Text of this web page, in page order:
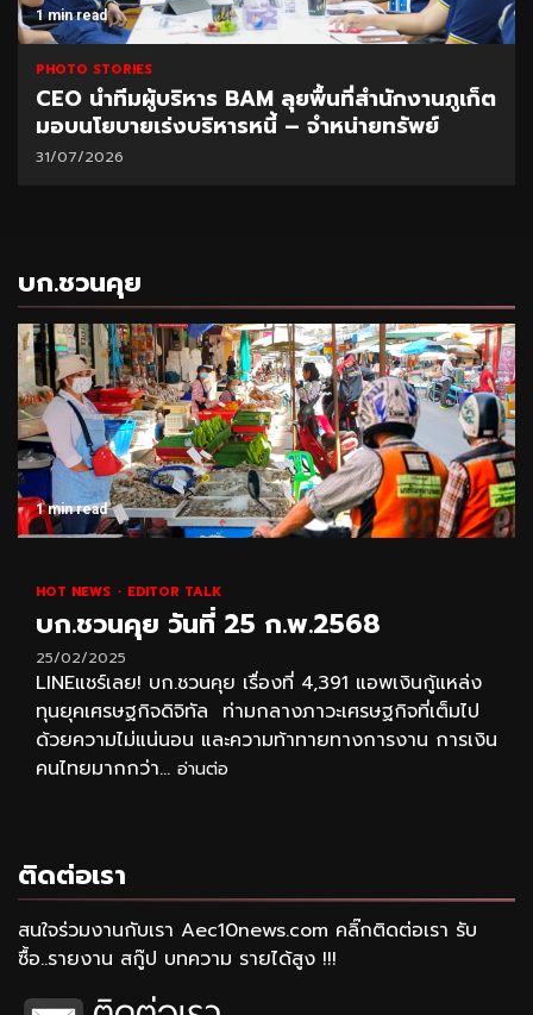
1 min read
PHOTO STORIES
CEO นำทีมผู้บริหาร BAM ลุยพื้นที่สำนักงานภูเก็ต
มอบนโยบายเร่งบริหารหนี้ – จำหน่ายทรัพย์
31/07/2026
บก.ชวนคุย
1 min read
HOT NEWS EDITOR TALK
บก.ชวนคุย วันที่ 25 ก.พ.2568
25/02/2025
LINEแชร์เลย! บก.ชวนคุย เรื่องที่ 4,391 แอพเงินกู้แหล่ง
ทุนยุคเศรษฐกิจดิจิทัล ท่ามกลางภาวะเศรษฐกิจที่เต็มไป
ด้วยความไม่แน่นอน และความท้าทายทางการงาน การเงิน
คนไทยมากกว่า... อ่านต่อ
ติดต่อเรา
สนใจร่วมงานกับเรา Aec10news.com คลิ๊กติดต่อเรา รับ
ซื้อ..รายงาน สกู๊ป บทความ รายได้สูง !!!